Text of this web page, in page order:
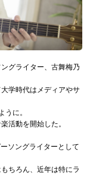
グライター、古舞梅乃
学時代はメディアやサ
うに。
活動を開始した。
ソングライターとして
ちろん、近年は特にラ